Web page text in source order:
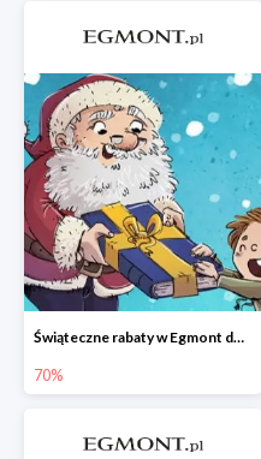
Świąteczne rabaty w Egmont do -70%
70%